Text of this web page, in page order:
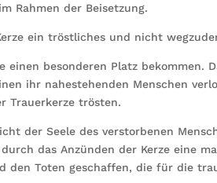
Rahmen der Beisetzung.
ein tröstliches und nicht
einen besonderen Platz bekommen.
ihr nahestehenden Menschen
Trauerkerze trösten.
der Seele des verstorbenen
das Anzünden der Kerze eine
den Toten geschaffen, die für die